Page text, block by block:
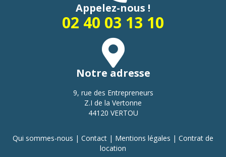
Appelez-nous !
02 40 03 13 10
Notre adresse
9, rue des Entrepreneurs
Z.I de la Vertonne
44120 VERTOU
Qui sommes-nous | Contact | Mentions légales | Contrat de
location